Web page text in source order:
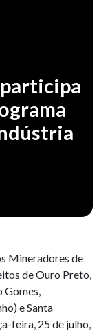
Mineradores de
de Ouro Preto,
Gomes,
e Santa
feira, 25 de julho,